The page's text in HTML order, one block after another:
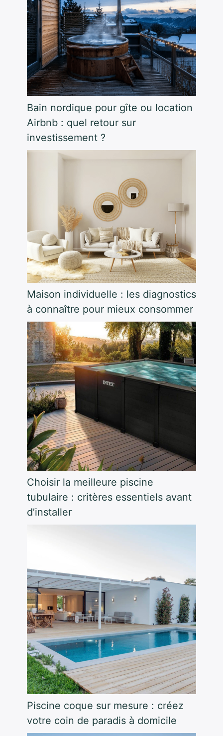
Bain nordique pour gîte ou location
Airbnb : quel retour sur
investissement ?
Maison individuelle : les diagnostics
à connaître pour mieux consommer
Choisir la meilleure piscine
tubulaire : critères essentiels avant
d’installer
Piscine coque sur mesure : créez
votre coin de paradis à domicile